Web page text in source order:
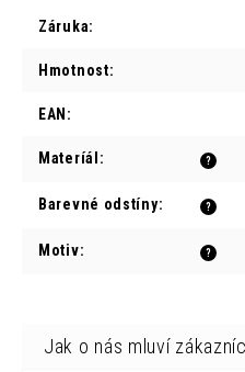
Záruka:
Hmotnost:
EAN :
?
Materíál :
?
Barevné odstíny:
?
Motiv: